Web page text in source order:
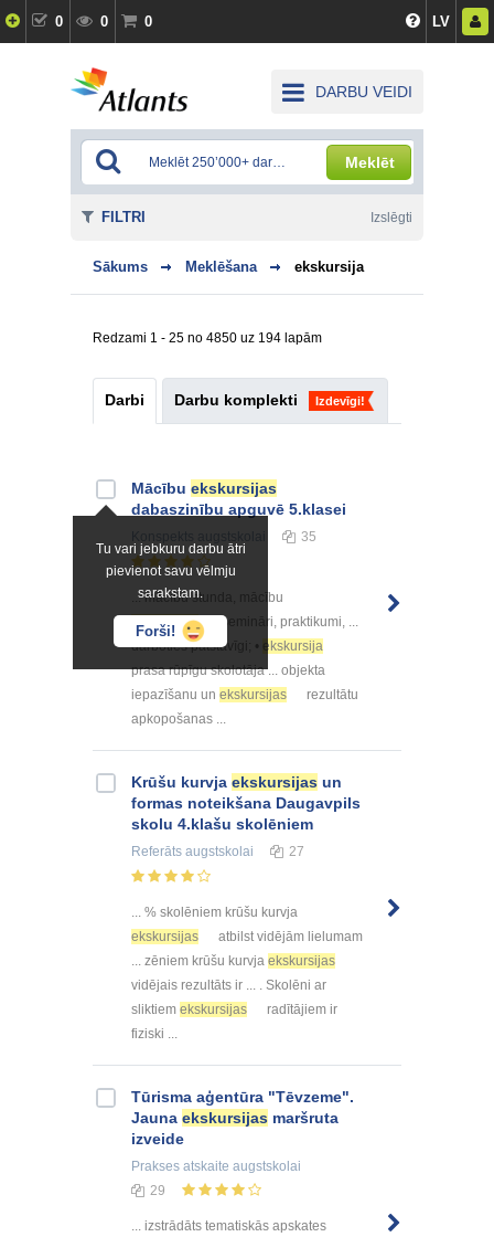
0 0 0 LV
DARBU VEIDI
Meklēt
Sākums Meklēšana ekskursija
Redzami 1 - 25 no 4850 uz 194 lapām
Darbi Darbu komplekti Izdevīgi!
Tu vari jebkuru darbu ātri
pievienot savu vēlmju
sarakstam.
Forši!
Mācību ekskursijas
dabaszinību apguvē 5.klasei
35
... mācību stunda, mācību
ekskursijas
, semināri, praktikumi, ...
darboties patstāvīgi; • ekskursija
prasa rūpīgu skolotāja ... objekta
iepazīšanu un ekskursijas
rezultātu
apkopošanas ...
Krūšu kurvja ekskursijas un
formas noteikšana Daugavpils
skolu 4.klašu skolēniem
Referāts augstskolai 27
... % skolēniem krūšu kurvja
ekskursijas
atbilst vidējām lielumam
... zēniem krūšu kurvja ekskursijas
vidējais rezultāts ir ... . Skolēni ar
sliktiem ekskursijas
radītājiem ir
fiziski ...
Tūrisma aģentūra "Tēvzeme".
Jauna ekskursijas maršruta
izveide
Prakses atskaite augstskolai
29
... izstrādāts tematiskās apskates
FILTRI Izslēgti